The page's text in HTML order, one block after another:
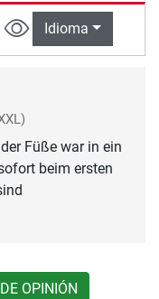
Idioma
Füße war in ein
beim ersten
OPINIÓN